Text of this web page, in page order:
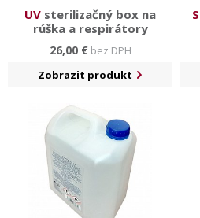
UV sterilizačný box na
rúška a respirátory
26,00 €bez DPH
Zobrazit produkt